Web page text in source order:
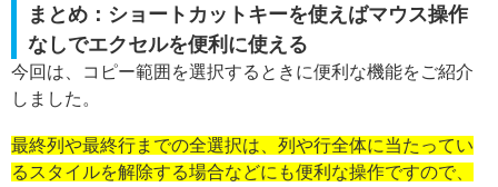
まとめ：ショートカットキーを使えばマウス操作
なしでエクセルを便利に使える
今回は、コピー範囲を選択するときに便利な機能をご紹介
しました。
最終列や最終行までの全選択は、列や行全体に当たってい
るスタイルを解除する場合などにも便利な操作ですので、